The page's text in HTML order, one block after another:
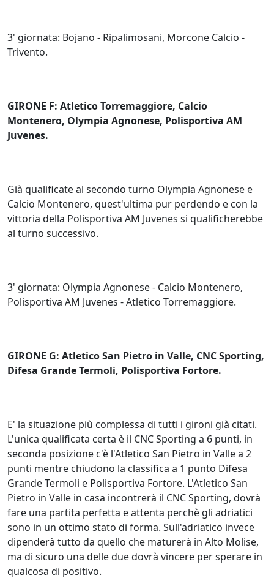
3' giornata: Bojano - Ripalimosani, Morcone Calcio -
Trivento.
GIRONE F: Atletico Torremaggiore, Calcio
Montenero, Olympia Agnonese, Polisportiva AM
Juvenes.
Già qualificate al secondo turno Olympia Agnonese e
Calcio Montenero, quest'ultima pur perdendo e con la
vittoria della Polisportiva AM Juvenes si qualificherebbe
al turno successivo.
3' giornata: Olympia Agnonese - Calcio Montenero,
Polisportiva AM Juvenes - Atletico Torremaggiore.
GIRONE G: Atletico San Pietro in Valle, CNC Sporting,
Difesa Grande Termoli, Polisportiva Fortore.
E' la situazione più complessa di tutti i gironi già citati.
L'unica qualificata certa è il CNC Sporting a 6 punti, in
seconda posizione c'è l'Atletico San Pietro in Valle a 2
punti mentre chiudono la classifica a 1 punto Difesa
Grande Termoli e Polisportiva Fortore. L'Atletico San
Pietro in Valle in casa incontrerà il CNC Sporting, dovrà
fare una partita perfetta e attenta perchè gli adriatici
sono in un ottimo stato di forma. Sull'adriatico invece
dipenderà tutto da quello che maturerà in Alto Molise,
ma di sicuro una delle due dovrà vincere per sperare in
qualcosa di positivo.